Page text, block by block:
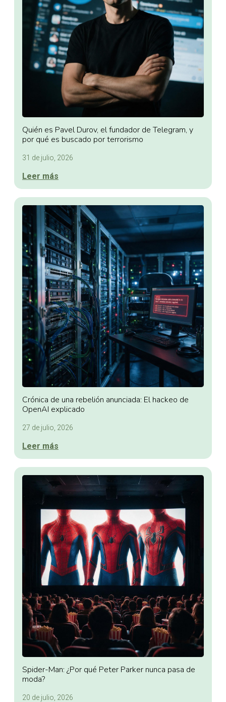
Quién es Pavel Durov, el fundador de Telegram, y
por qué es buscado por terrorismo
31 de julio, 2026
Leer más
Crónica de una rebelión anunciada: El hackeo de
OpenAI explicado
27 de julio, 2026
Leer más
Spider-Man: ¿Por qué Peter Parker nunca pasa de
moda?
20 de julio, 2026